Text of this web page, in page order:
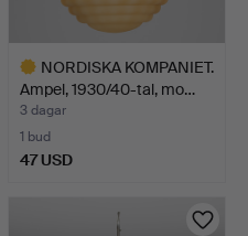
NORDISKA KOMPANIET.
Ampel, 1930/40-tal, mo…
3 dagar
1 bud
47 USD